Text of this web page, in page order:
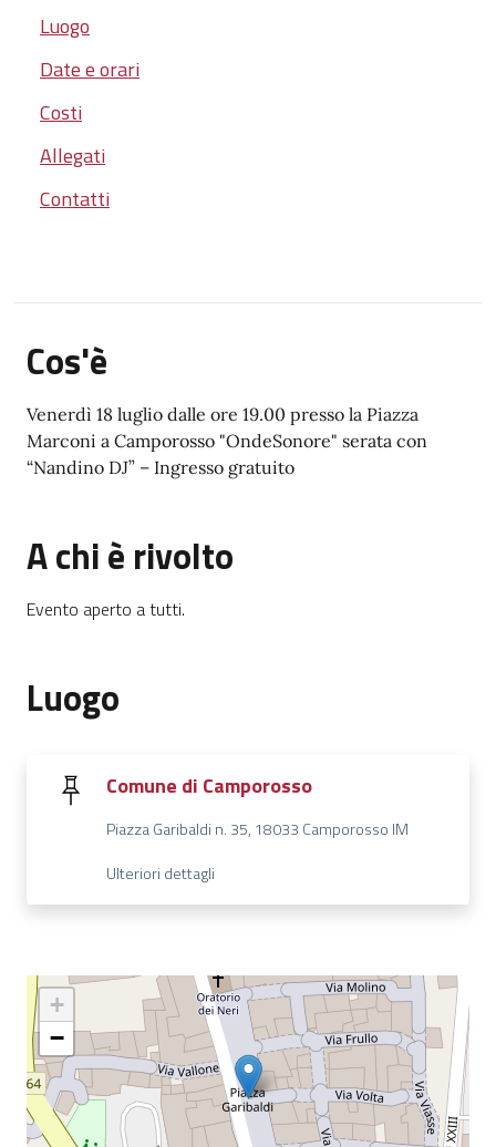
Luogo
Date e orari
Costi
Allegati
Contatti
Cos'è
Venerdì 18 luglio dalle ore 19.00 presso la Piazza
Marconi a Camporosso "OndeSonore" serata con
“Nandino DJ” – Ingresso gratuito
A chi è rivolto
Evento aperto a tutti.
Luogo
Comune di Camporosso
Piazza Garibaldi n. 35, 18033 Camporosso IM
Ulteriori dettagli
+
−